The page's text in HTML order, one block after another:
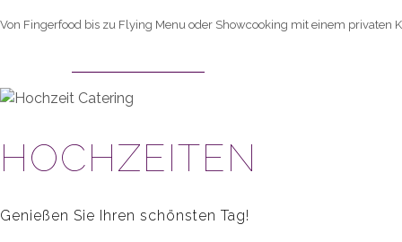
Von Fingerfood bis zu Flying Menu oder Showcooking mit einem privaten
HOCHZEITEN
Genießen Sie Ihren schönsten Tag!